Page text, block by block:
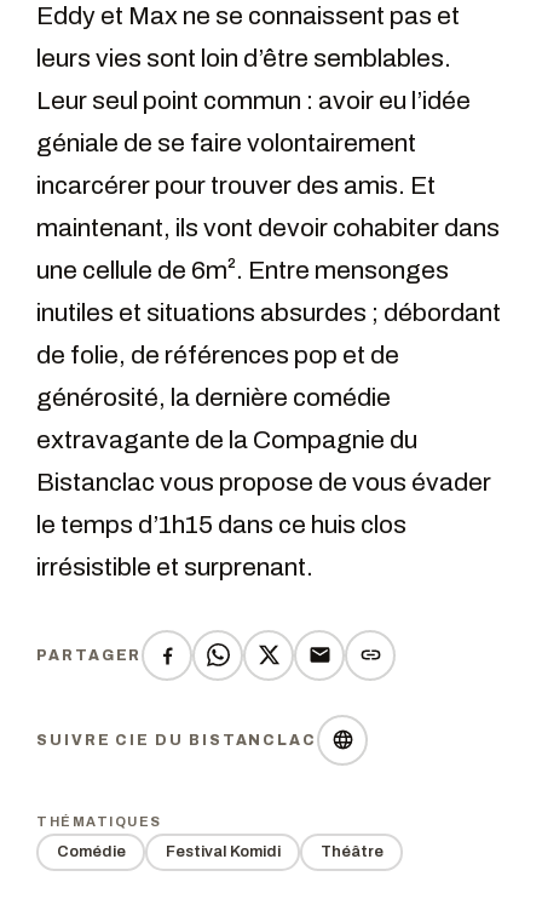
Eddy et Max ne se connaissent pas et
leurs vies sont loin d’être semblables.
Leur seul point commun : avoir eu l’idée
géniale de se faire volontairement
incarcérer pour trouver des amis. Et
maintenant, ils vont devoir cohabiter dans
une cellule de 6m². Entre mensonges
inutiles et situations absurdes ; débordant
de folie, de références pop et de
générosité, la dernière comédie
extravagante de la Compagnie du
Bistanclac vous propose de vous évader
le temps d’1h15 dans ce huis clos
irrésistible et surprenant.
PARTAGER
SUIVRE CIE DU BISTANCLAC
THÉMATIQUES
Comédie Festival Komidi Théâtre